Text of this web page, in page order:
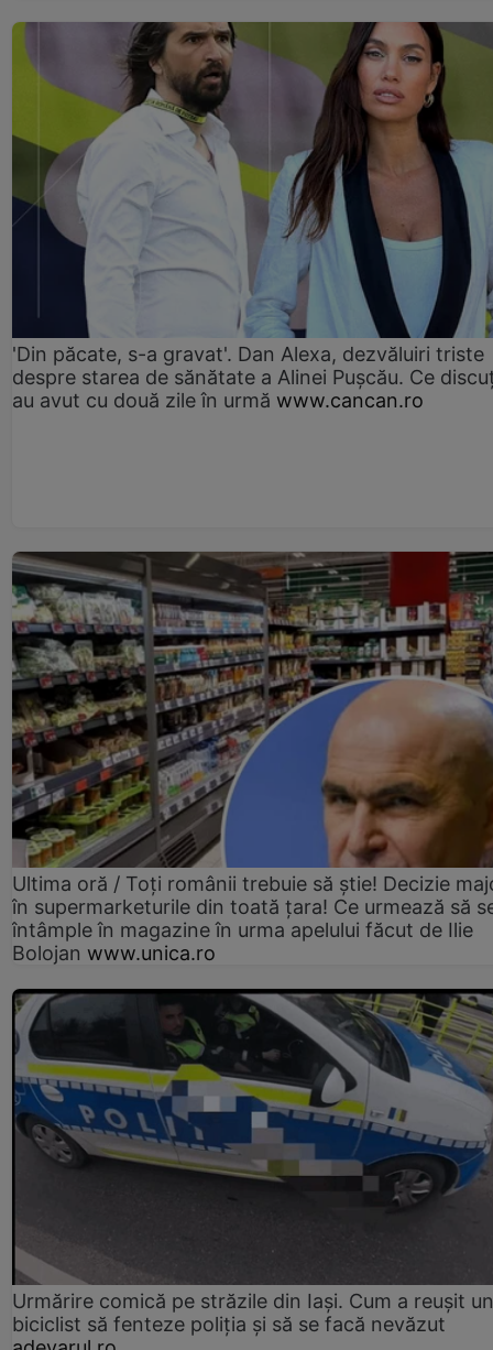
'Din păcate, s-a gravat'. Dan Alexa, dezvăluiri triste
despre starea de sănătate a Alinei Pușcău. Ce
au avut cu două zile în urmă www.cancan.ro
Ultima oră / Toți românii trebuie să știe! Decizie
în supermarketurile din toată țara! Ce urmează să
întâmple în magazine în urma apelului făcut de Ilie
Bolojan www.unica.ro
Urmărire comică pe străzile din Iași. Cum a reușit un
biciclist să fenteze poliția și să se facă nevăzut